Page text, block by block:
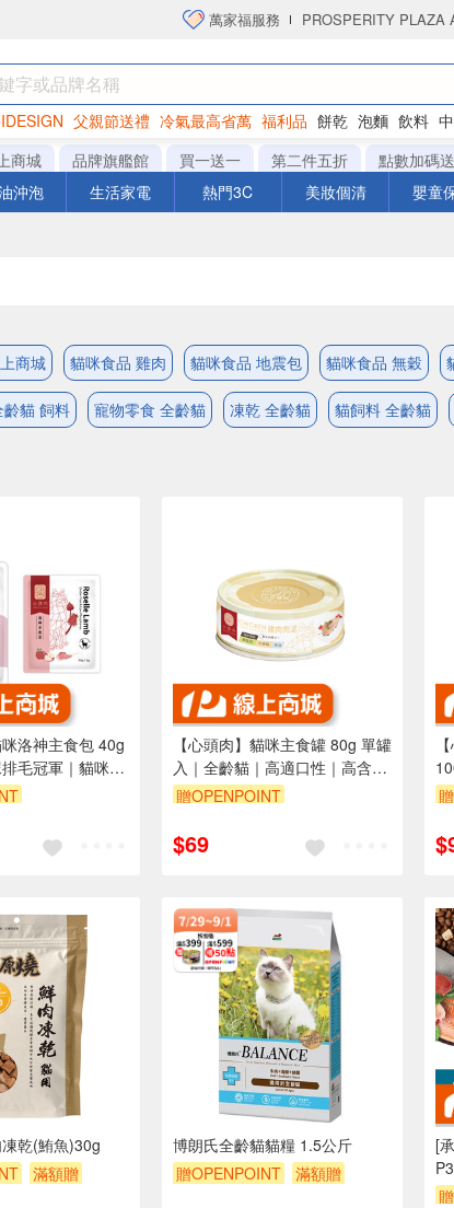
萬家福服務 PROSPERITY PLAZA
父親節送禮 冷氣最高省萬 福利品 餅乾 泡麵 飲料
海苔 洋芋片
商城 品牌旗艦館 買一送一 第二件五折 點數加碼送
沖泡 生活家電 熱門3C 美妝個清 嬰童
商城 貓咪食品 雞肉 貓咪食品 地震包 貓咪食品 無穀
齡貓 飼料 寵物零食 全齡貓 凍乾 全齡貓 貓飼料 全齡貓
咪洛神主食包 40g
毛冠軍｜貓咪最
貓主食
【心頭肉】貓咪主食罐 80g 單罐
入｜全齡貓｜高適口性｜高含肉
量｜無膠
贈OPENPOINT
$69
貓
乾(鮪魚)30g
滿額贈
博朗氏全齡貓貓糧 1.5公斤
贈OPENPOINT
滿額贈
[